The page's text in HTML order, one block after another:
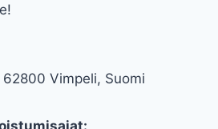
Vimpeli, Suomi